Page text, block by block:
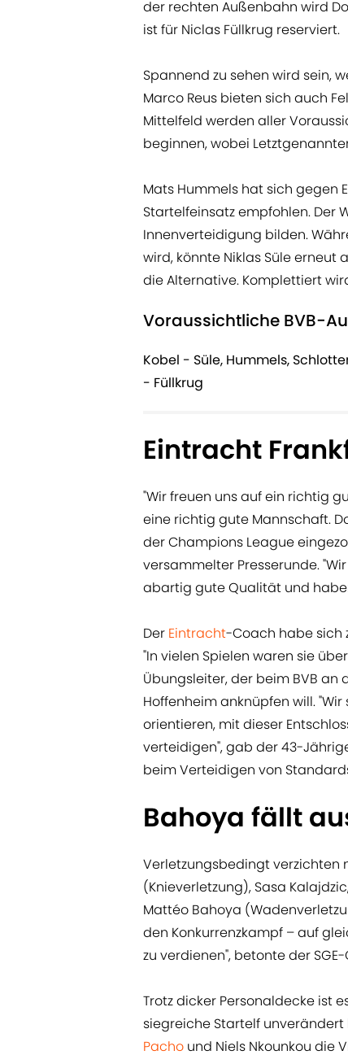
der rechten Außenbahn wird
ist für Niclas Füllkrug reserviert.
Spannend zu sehen wird sein,
Marco Reus bieten sich auch
Mittelfeld werden aller
beginnen, wobei
Mats Hummels hat sich gegen
Startelfeinsatz empfohlen. Der
Innenverteidigung bilden.
wird, könnte Niklas Süle erneut
die Alternative. Komplettiert
Voraussichtliche BVB-
Kobel - Süle, Hummels,
- Füllkrug
Eintracht
"Wir freuen uns auf ein richtig
eine richtig gute Mannschaft.
der Champions League
versammelter Presserunde.
abartig gute Qualität und
Der Eintracht-Coach habe sich
"In vielen Spielen waren sie
Übungsleiter, der beim BVB an
Hoffenheim anknüpfen will.
orientieren, mit dieser
verteidigen", gab der 43-
beim Verteidigen von
Bahoya fällt
Verletzungsbedingt verzichten
(Knieverletzung), Sasa
Mattéo Bahoya
den Konkurrenzkampf – auf
zu verdienen", betonte der
Trotz dicker Personaldecke ist
siegreiche Startelf unverändert
Pacho und Niels Nkounkou die